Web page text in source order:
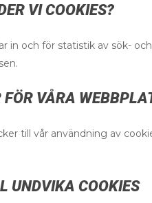
VI COOKIES?
in och för statistik av sök-
FÖR VÅRA
till vår användning av
UNDVIKA COOKIES